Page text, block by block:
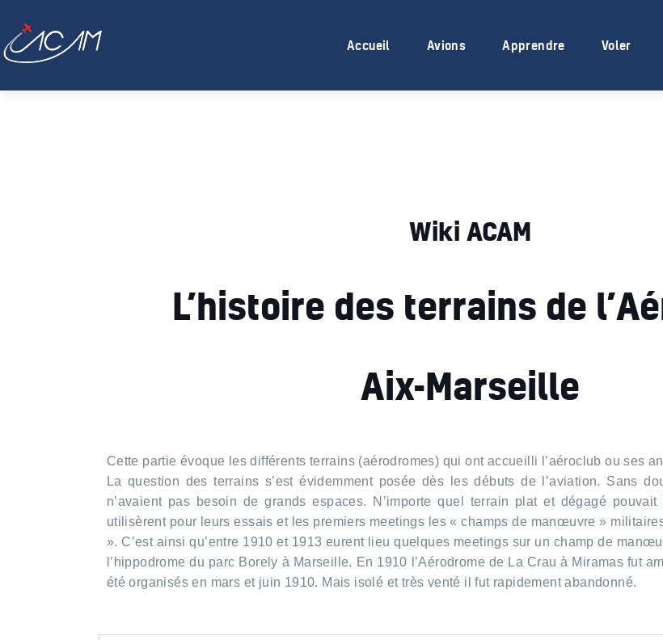
Accueil Avions Apprendre Voler
Avions
Apprendre
Wiki ACAM
L’histoire des terrains de
Aix-Marseille
Cette partie évoque les différents terrains (aérodromes) qui ont accueilli l’aéroclub ou ses
La question des terrains s’est évidemment posée dès les débuts de l’aviation. Sans
n’avaient pas besoin de grands espaces. N’importe quel terrain plat et dégagé pouvait
utilisèrent pour leurs essais et les premiers meetings les « champs de manœuvre »
». C’est ainsi qu’entre 1910 et 1913 eurent lieu quelques meetings sur un champ de
l’hippodrome du parc Borely à Marseille. En 1910 l’Aérodrome de La Crau à Miramas fut
été organisés en mars et juin 1910. Mais isolé et très venté il fut rapidement abandonné.